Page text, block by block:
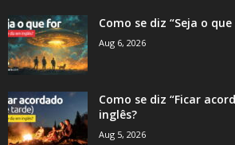
Como se diz “Seja o
Aug 6, 2026
Como se diz “Ficar
inglês?
Aug 5, 2026